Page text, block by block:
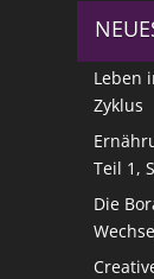
Leben
Zyklus
Teil 1,
Die